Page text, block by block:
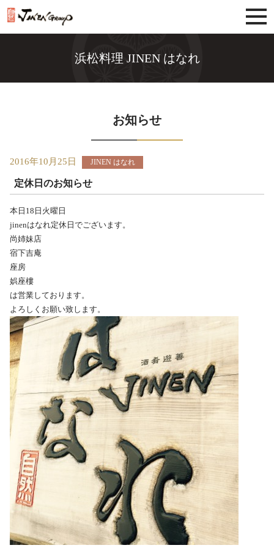
浜松料理 JINEN はなれ
お知らせ
2016年10月25日 JINEN はなれ
定休日のお知らせ
本日18日火曜日
jinenはなれ定休日でございます。
尚姉妹店
宿下吉庵
座房
娯座樓
は営業しております。
よろしくお願い致します。